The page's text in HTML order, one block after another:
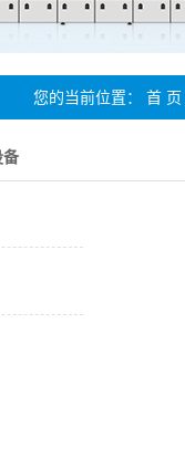
您的当前位置： 首 页
备